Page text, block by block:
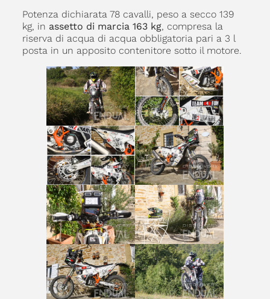
Potenza dichiarata 78 cavalli, peso a secco 139
kg, in assetto di marcia 163 kg, compresa la
riserva di acqua di acqua obbligatoria pari a 3 l
posta in un apposito contenitore sotto il motore.